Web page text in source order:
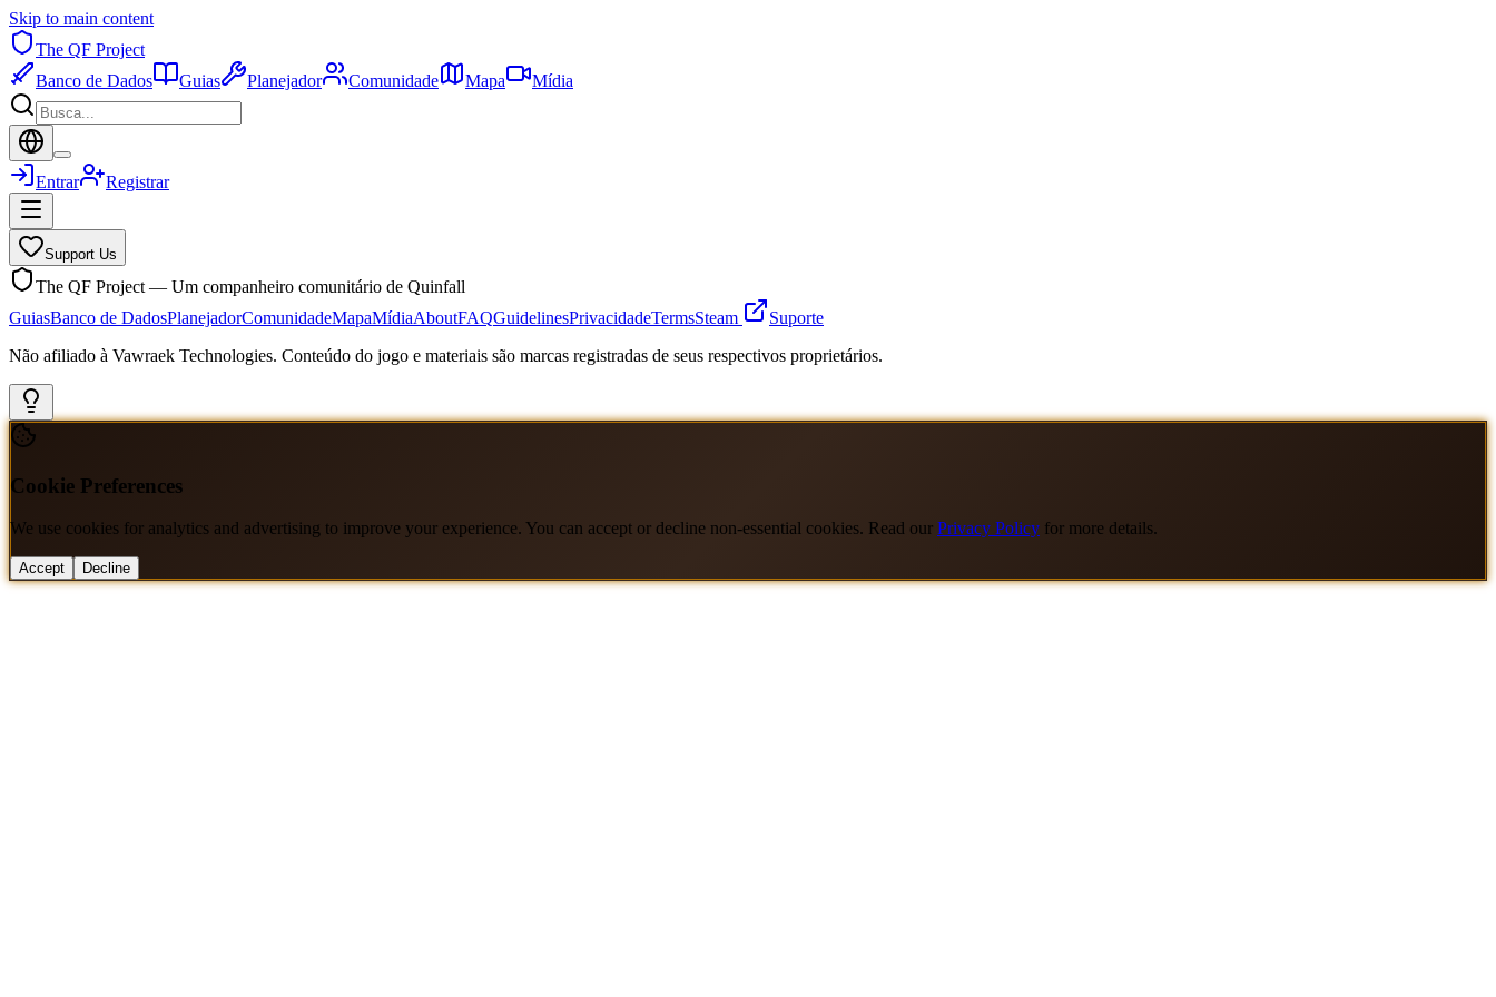
Skip to main content
The QF Project
Banco de Dados
Guias Planejador Comunidade Mapa Mídia
Entrar Registrar
Support Us
The QF Project — Um companheiro comunitário de Quinfall
GuiasBanco de DadosPlanejadorComunidadeMapaMídiaAboutFAQGuidelinesPrivacidadeTermsSteam
Suporte
Não afiliado à Vawraek Technologies. Conteúdo do jogo e materiais são marcas registradas de seus respectivos proprietários.
Cookie Preferences
We use cookies for analytics and advertising to improve your experience. You can accept or decline non-essential cookies. Read our Privacy Policy for more details.
Accept Decline